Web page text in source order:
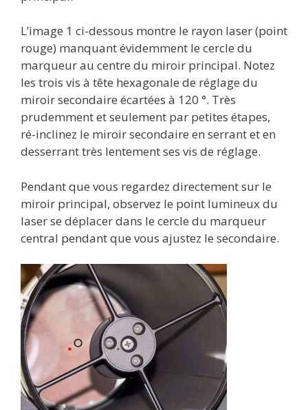
L’image 1 ci-dessous montre le rayon laser (point
rouge) manquant évidemment le cercle du
marqueur au centre du miroir principal. Notez
les trois vis à tête hexagonale de réglage du
miroir secondaire écartées à 120 °. Très
prudemment et seulement par petites étapes,
ré-inclinez le miroir secondaire en serrant et en
desserrant très lentement ses vis de réglage.
Pendant que vous regardez directement sur le
miroir principal, observez le point lumineux du
laser se déplacer dans le cercle du marqueur
central pendant que vous ajustez le secondaire.